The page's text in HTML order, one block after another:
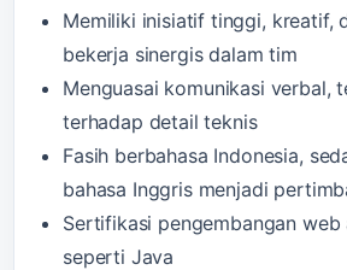
Memiliki inisiatif tinggi, kreatif,
bekerja sinergis dalam tim
Menguasai komunikasi verbal,
terhadap detail teknis
Fasih berbahasa Indonesia,
bahasa Inggris menjadi
Sertifikasi pengembangan
seperti Java